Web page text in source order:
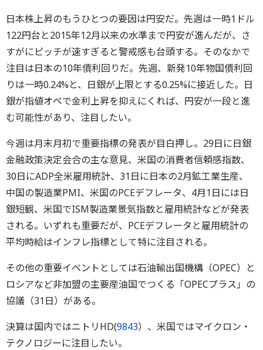
日本株上昇のもうひとつの要因は円安だ。先週は一時1ドル
122円台と2015年12月以来の水準まで円安が進んだが、さ
すがにピッチが速すぎると警戒感も台頭する。そのなかで
注目は日本の10年債利回りだ。先週、新発10年物国債利回
りは一時0.24%と、日銀が上限とする0.25%に接近した。日
銀が指値オペで金利上昇を抑えにくれば、円安が一段と進
む可能性があり、注目したい。
今週は月末月初で重要指標の発表が目白押し。29日に日銀
金融政策決定会合の主な意見、米国の消費者信頼感指数、
30日にADP全米雇用統計、31日に日本の2月鉱工業生産、
中国の製造業PMI、米国のPCEデフレータ、4月1日には日
銀短観、米国でISM製造業景気指数と雇用統計などが発表
される。いずれも重要だが、PCEデフレータと雇用統計の
平均時給はインフレ指標として特に注目される。
その他の重要イベントとしては石油輸出国機構（OPEC）と
ロシアなど非加盟の主要産油国でつくる「OPECプラス」の
協議（31日）がある。
決算は国内ではニトリHD(9843）、米国ではマイクロン・
テクノロジーに注目したい。